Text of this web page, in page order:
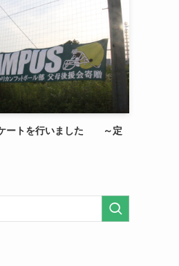
ートを行いました ～定